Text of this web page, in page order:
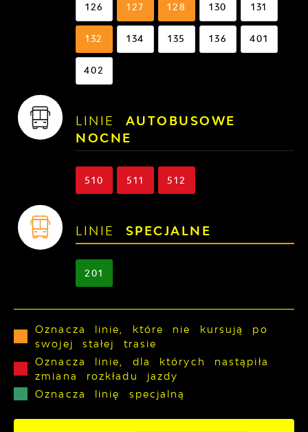
126 127 128 130 131
132 134 135 136 401
402
LINIE AUTOBUSOWE
NOCNE
510 511 512
LINIE SPECJALNE
201
Oznacza linie, które nie kursują po
swojej stałej trasie
Oznacza linie, dla których nastąpiła
zmiana rozkładu jazdy
Oznacza linię specjalną